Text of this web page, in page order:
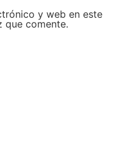
y web en este
que comente.